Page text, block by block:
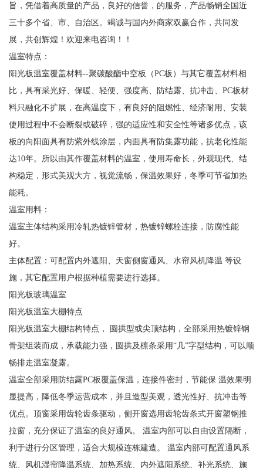
旨，凭借着高质量的产品，良好的信誉，的服务，产品畅销全国近
三十多个省、市、自治区。竭诚与国内外商家双赢合作，共同发
展，共创辉煌！欢迎来电咨询！！
温室特点：
阳光板温室覆盖材料--聚碳酸酯中空板（PC板）与其它覆盖材料相
比，具有采光好、保暖、轻便、强度高、防结露、抗冲击、PC板材
料只融化不扩展，在高温度下，有良好的阻燃性、经济耐用、安装
使用过程中不会断裂或破碎，强的适应性和安全性等诸多优点，该
板的向阳面具有防紫外线涂层，内面具有防集露功能，抗老化性能
达10年。所以由其作覆盖材料的温室，使用寿命长，外观现代、结
构稳定，形式美观大方，视觉流畅，保温效果好，冬季可节省加热
能耗。
温室用料：
温室主体结构采用冷轧热镀锌管材，热镀锌螺栓连接，防腐性能
好。
主体配置：可配置内外遮阳、天窗侧窗通风、水帘风机降温 等设
施，其它配置用户根据种植需要进行选择。
阳光板玻璃温室
阳光板温室大棚特点
阳光板温室大棚结构特点， 圆拱型或尖顶结构，全部采用热镀锌钢
骨架组装而成，承载能力强，圆拱及檩条采用“几”字型结构，可以顺
畅排走温室凝露。
温室全部采用防结露PC板覆盖保温，连接件密封，节能保 温效果明
显提高，降低冬季运营成本，并且造型美观，透光性好、抗冲击等
优点。顶窗采用齿轮齿条驱动，侧开窗选用齿轮齿条式开窗塑钢推
拉窗，充分保证了温室的良好通风。 温室内部可以自由设置隔断，
利于进行分区管理，适合大规模连栋建造。 温室内部可配置通风系
统、风机湿帘降温系统、加热系统、内外遮阳系统、补光系统、施